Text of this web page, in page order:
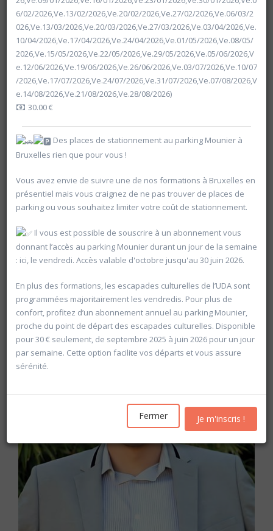
Rechercher
Vider les filtres
seront ouvertesà partir du mercredi 19 août
6/02/2026,Ve.13/02/2026,Ve.20/02/2026,Ve.27/02/2026,Ve.06/03/2
026,Ve.13/03/2026,Ve.20/03/2026,Ve.27/03/2026,Ve.03/04/2026,Ve.
10/04/2026,Ve.17/04/2026,Ve.24/04/2026,Ve.01/05/2026,Ve.08/05/
2026,Ve.15/05/2026,Ve.22/05/2026,Ve.29/05/2026,Ve.05/06/2026,V
e.12/06/2026,Ve.19/06/2026,Ve.26/06/2026,Ve.03/07/2026,Ve.10/07
/2026,Ve.17/07/2026,Ve.24/07/2026,Ve.31/07/2026,Ve.07/08/2026,V
e.14/08/2026,Ve.21/08/2026,Ve.28/08/2026)
30.00 €
Des places de stationnement au parking Mounier à
Bruxelles rien que pour vous !
Vous avez envie de suivre une de nos formations à Bruxelles en
présentiel mais vous craignez de ne pas trouver de places de
parking ou vous souhaitez limiter votre coût de stationnement.
Il vous est possible de souscrire à un abonnement vous
donnant l’accès au parking Mounier durant un jour de la semaine
: ici, le vendredi. Accès valable d'octobre jusqu'au 30 juin 2026.
En plus des formations, les escapades culturelles de l’UDA sont
programmées majoritairement les vendredis. Pour plus de
confort, profitez d’un abonnement annuel au parking Mounier,
proche du point de départ des escapades culturelles. Disponible
pour 30 € seulement, de septembre 2025 à juin 2026 pour un jour
par semaine. Cette option facilite vos départs et vous assure
sérénité.
Fermer Je m'inscris !